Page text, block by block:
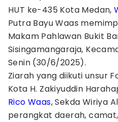
HUT ke-435 Kota Medan,
Putra Bayu Waas
Makam Pahlawan Bukit
Sisingamangaraja,
Senin (30/6/2025).
Ziarah yang diikuti unsur
Kota H. Zakiyuddin
Rico Waas, Sekda Wiriya
perangkat daerah,